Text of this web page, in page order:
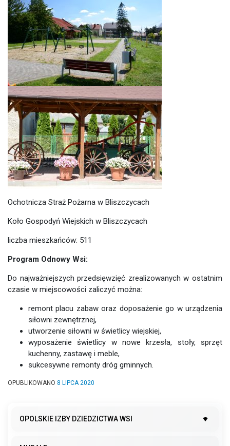
Ochotnicza Straż Pożarna w Bliszczycach
Koło Gospodyń Wiejskich w Bliszczycach
liczba mieszkańców: 511
Program Odnowy Wsi:
Do najważniejszych przedsięwzięć zrealizowanych w ostatnim
czasie w miejscowości zaliczyć można:
remont placu zabaw oraz doposażenie go w urządzenia
siłowni zewnętrznej,
utworzenie siłowni w świetlicy wiejskiej,
wyposażenie świetlicy w nowe krzesła, stoły, sprzęt
kuchenny, zastawę i meble,
sukcesywne remonty dróg gminnych.
OPUBLIKOWANO 8 LIPCA 2020
OPOLSKIE IZBY DZIEDZICTWA WSI